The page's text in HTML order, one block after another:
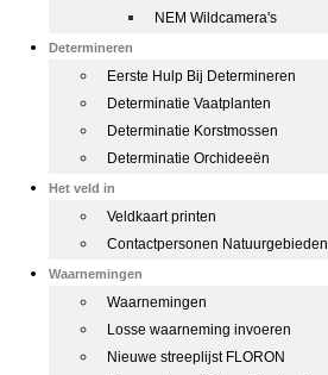
NEM Wildcamera's
Determineren
Eerste Hulp Bij Determineren
Determinatie Vaatplanten
Determinatie Korstmossen
Determinatie Orchideeën
Het veld in
Veldkaart printen
Contactpersonen Natuurgebieden
Waarnemingen
Waarnemingen
Losse waarneming invoeren
Nieuwe streeplijst FLORON